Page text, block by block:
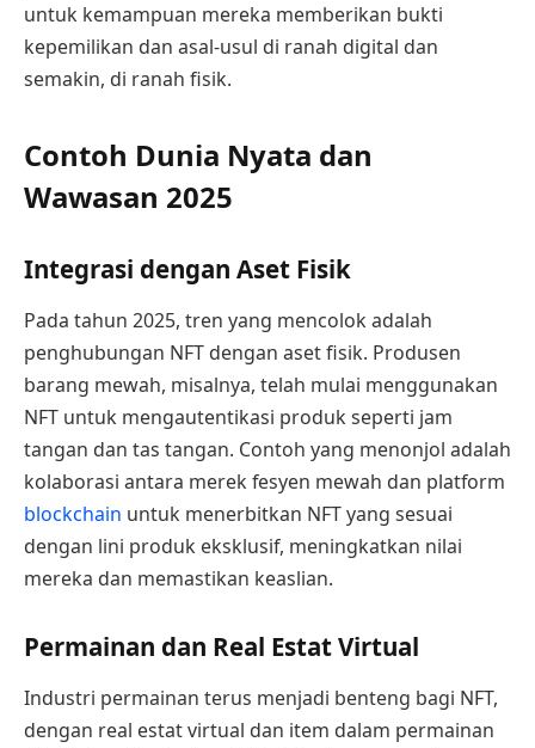
untuk kemampuan mereka memberikan bukti
kepemilikan dan asal-usul di ranah digital dan
semakin, di ranah fisik.
Contoh Dunia Nyata dan
Wawasan 2025
Integrasi dengan Aset Fisik
Pada tahun 2025, tren yang mencolok adalah
penghubungan NFT dengan aset fisik. Produsen
barang mewah, misalnya, telah mulai menggunakan
NFT untuk mengautentikasi produk seperti jam
tangan dan tas tangan. Contoh yang menonjol adalah
kolaborasi antara merek fesyen mewah dan platform
blockchain untuk menerbitkan NFT yang sesuai
dengan lini produk eksklusif, meningkatkan nilai
mereka dan memastikan keaslian.
Permainan dan Real Estat Virtual
Industri permainan terus menjadi benteng bagi NFT,
dengan real estat virtual dan item dalam permainan